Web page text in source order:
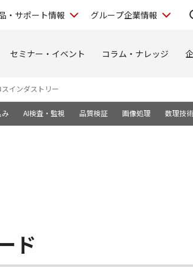
・サポート情報 グループ企業情報
セミナー・イベント コラム・ナレッジ
スインダストリー
AI検査・監視 品質検証 画像処理 数理技術
ド